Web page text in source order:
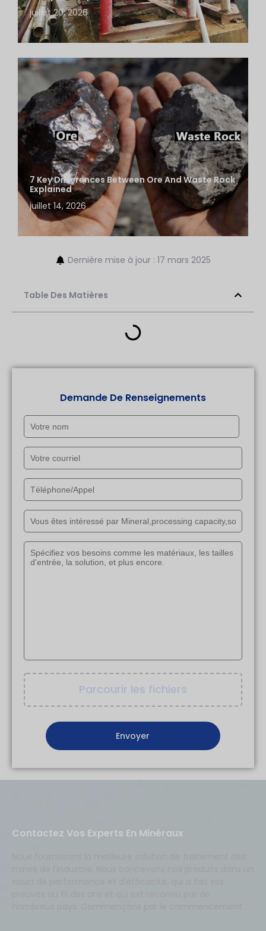
juillet 20, 2026
7 Key Differences Between Ore And Waste Rock
Explained
juillet 14, 2026
Dernière mise à jour : 17 mars 2025
Table Des Matières
Demande De Renseignements
Parcourir les fichiers
Contactez Vos Experts En Minéraux